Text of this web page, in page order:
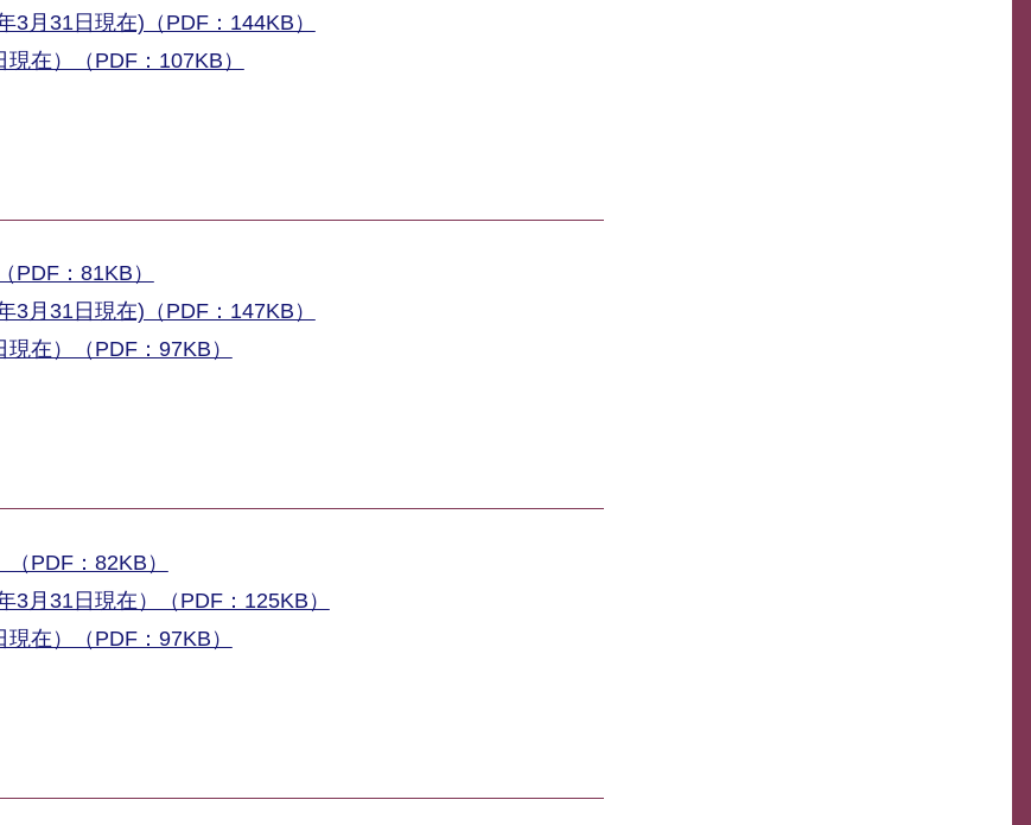
月31日現在)（PDF：144KB）
在）（PDF：107KB）
PDF：81KB）
月31日現在)（PDF：147KB）
在）（PDF：97KB）
PDF：82KB）
月31日現在）（PDF：125KB）
在）（PDF：97KB）